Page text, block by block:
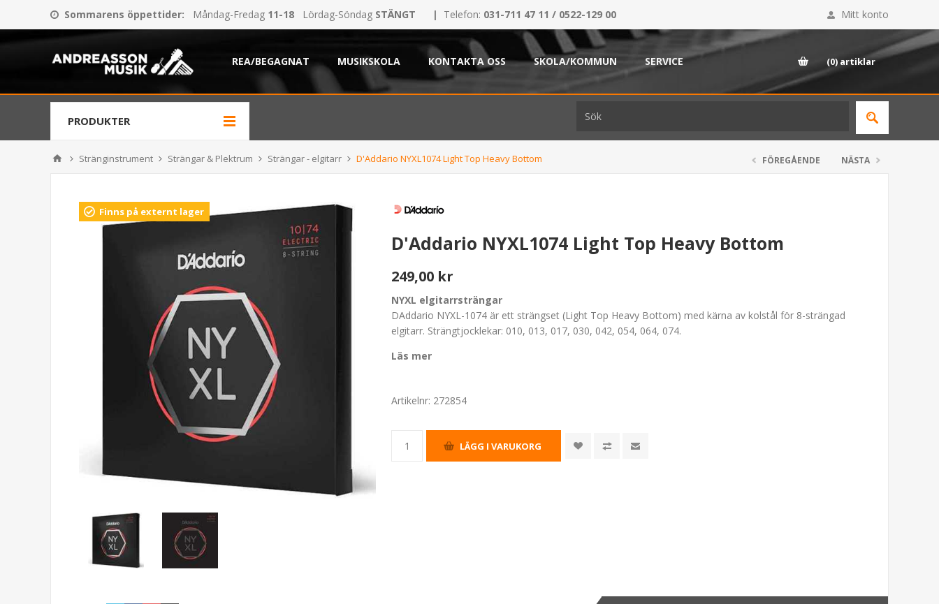
Sommarens öppettider: Måndag-Fredag 11-18 Lördag-Söndag STÄNGT | Telefon: 031-711 47 11 / 0522-129 00 Mitt konto
REA/BEGAGNAT MUSIKSKOLA KONTAKTA OSS SKOLA/KOMMUN SERVICE (0) artiklar
PRODUKTER
Stränginstrument Strängar & Plektrum Strängar - elgitarr D'Addario NYXL1074 Light Top Heavy Bottom FÖREGÅENDE NÄSTA
Finns på externt lager
D'Addario NYXL1074 Light Top Heavy Bottom
249,00 kr
NYXL elgitarrsträngar
DAddario NYXL-1074 är ett strängset (Light Top Heavy Bottom) med kärna av kolstål för 8-strängad
elgitarr. Strängtjocklekar: 010, 013, 017, 030, 042, 054, 064, 074.
Läs mer
Artikelnr: 272854